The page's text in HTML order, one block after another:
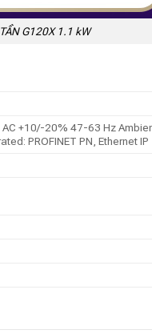
G120X 1.1 kW
+10/-20% 47-63 Hz
PROFINET PN, Ethernet IP